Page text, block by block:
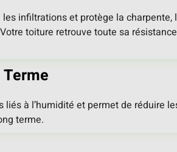
infiltrations et protège la charpente,
toiture retrouve toute sa
à l’humidité et permet de réduire
terme.